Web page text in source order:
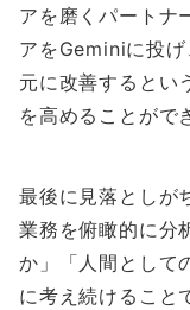
アを磨くパートナ
アをGeminiに投
元に改善するとい
を高めることがで
最後に見落としが
業務を俯瞰的に分
か」「人間として
に考え続けること